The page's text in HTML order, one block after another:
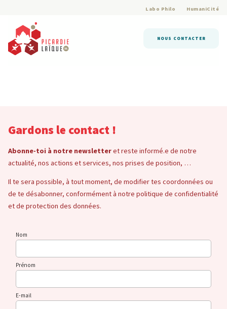
Labo Philo HumaniCité
NOUS CONTACTER
Gardons le contact !
Abonne-toi à notre newsletteret reste informé.e de notre
actualité, nos actions et services, nos prises de position, …
Il te sera possible, à tout moment, de modifier tes coordonnées ou
de te désabonner, conformément à notre politique de confidentialité
et de protection des données.
Nom
Prénom
E-mail